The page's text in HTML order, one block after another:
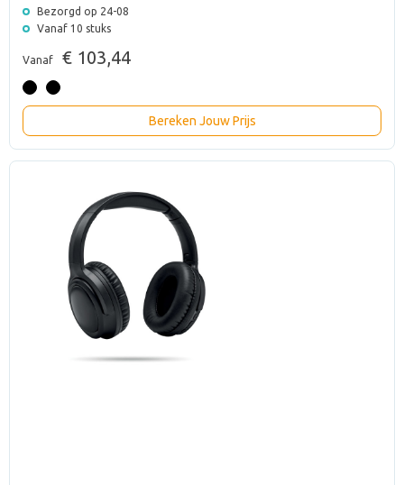
Bezorgd op 24-08
Vanaf 10 stuks
Vanaf € 103,44
Bereken Jouw Prijs